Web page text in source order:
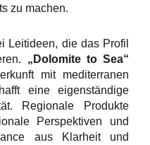
zu machen.
Leitideen, die das Profil
„ Dolomite to Sea“
mit mediterranen
eine eigenständige
Regionale Produkte
Perspektiven und
aus Klarheit und